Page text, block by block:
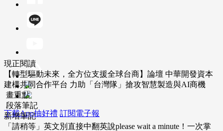
下載App抽好禮 訂閱電子報
現正閱讀
【轉型驅動未來，全方位支援全球台商】論壇 中華開發資本
建構共同合作平台 力助「台灣隊」搶攻智慧製造與AI商機
畫重點
段落筆記
新增筆記
「請稍等」英文別直接中翻英說please wait a minute！一次掌